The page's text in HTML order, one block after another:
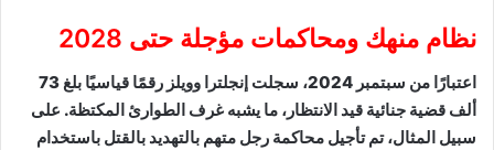
نظام منهك ومحاكمات مؤجلة حتى 2028
اعتبارًا من سبتمبر 2024، سجلت إنجلترا وويلز رقمًا قياسيًا بلغ 73
ألف قضية جنائية قيد الانتظار، ما يشبه غرف الطوارئ المكتظة. على
سبيل المثال، تم تأجيل محاكمة رجل متهم بالتهديد بالقتل باستخدام